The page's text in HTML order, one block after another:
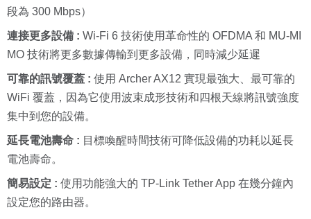
段為 300 Mbps）
連接更多設備 : Wi-Fi 6 技術使用革命性的 OFDMA 和 MU-MI
MO 技術將更多數據傳輸到更多設備，同時減少延遲
可靠的訊號覆蓋 : 使用 Archer AX12 實現最強大、最可靠的
WiFi 覆蓋，因為它使用波束成形技術和四根天線將訊號強度
集中到您的設備。
延長電池壽命 : 目標喚醒時間技術可降低設備的功耗以延長
電池壽命。
簡易設定 : 使用功能強大的 TP-Link Tether App 在幾分鐘內
設定您的路由器。